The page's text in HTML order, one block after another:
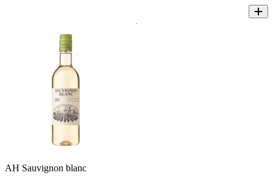
AH Sauvignon blanc